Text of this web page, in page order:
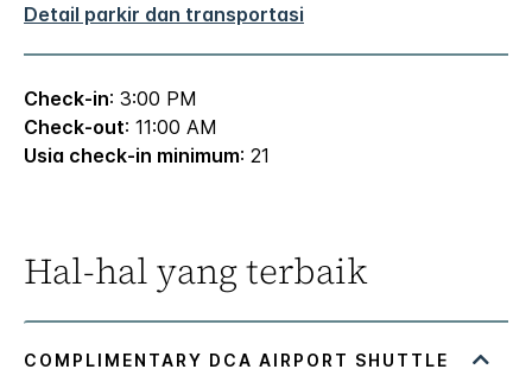
Detail parkir dan transportasi
Check-in: 3:00 PM
Check-out: 11:00 AM
Usia check-in minimum: 21
Hal-hal yang terbaik